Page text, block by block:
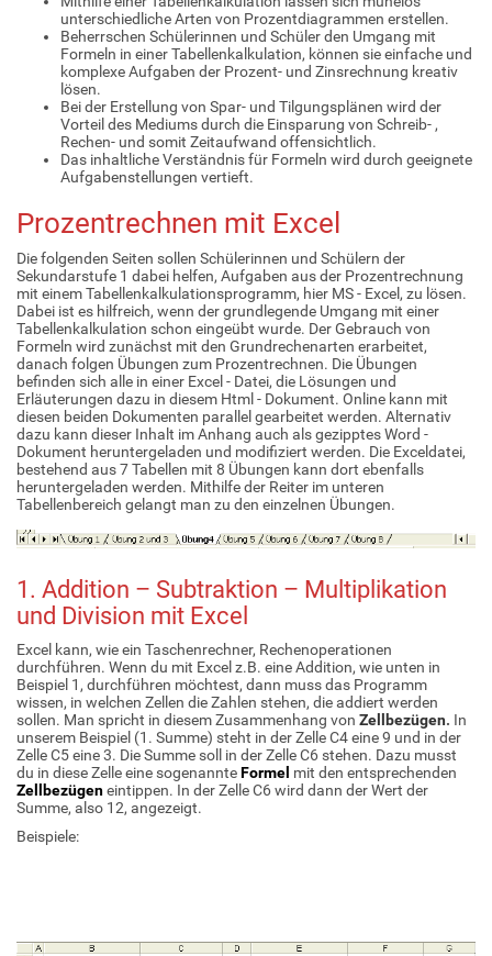
unterschiedliche Arten von Prozentdiagrammen erstellen.
Beherrschen Schülerinnen und Schüler den Umgang mit
Formeln in einer Tabellenkalkulation, können sie einfache und
komplexe Aufgaben der Prozent- und Zinsrechnung kreativ
lösen.
Bei der Erstellung von Spar- und Tilgungsplänen wird der
Vorteil des Mediums durch die Einsparung von Schreib- ,
Rechen- und somit Zeitaufwand offensichtlich.
Das inhaltliche Verständnis für Formeln wird durch geeignete
Aufgabenstellungen vertieft.
Prozentrechnen mit Excel
Die folgenden Seiten sollen Schülerinnen und Schülern der
Sekundarstufe 1 dabei helfen, Aufgaben aus der Prozentrechnung
mit einem Tabellenkalkulationsprogramm, hier MS - Excel, zu lösen.
Dabei ist es hilfreich, wenn der grundlegende Umgang mit einer
Tabellenkalkulation schon eingeübt wurde. Der Gebrauch von
Formeln wird zunächst mit den Grundrechenarten erarbeitet,
danach folgen Übungen zum Prozentrechnen. Die Übungen
befinden sich alle in einer Excel - Datei, die Lösungen und
Erläuterungen dazu in diesem Html - Dokument. Online kann mit
diesen beiden Dokumenten parallel gearbeitet werden. Alternativ
dazu kann dieser Inhalt im Anhang auch als gezipptes Word -
Dokument heruntergeladen und modifiziert werden. Die Exceldatei,
bestehend aus 7 Tabellen mit 8 Übungen kann dort ebenfalls
heruntergeladen werden. Mithilfe der Reiter im unteren
Tabellenbereich gelangt man zu den einzelnen Übungen.
1. Addition – Subtraktion – Multiplikation
und Division mit Excel
Excel kann, wie ein Taschenrechner, Rechenoperationen
durchführen. Wenn du mit Excel z.B. eine Addition, wie unten in
Beispiel 1, durchführen möchtest, dann muss das Programm
wissen, in welchen Zellen die Zahlen stehen, die addiert werden
sollen. Man spricht in diesem Zusammenhang von Zellbezügen. In
unserem Beispiel (1. Summe) steht in der Zelle C4 eine 9 und in der
Zelle C5 eine 3. Die Summe soll in der Zelle C6 stehen. Dazu musst
du in diese Zelle eine sogenannteFormel mit den entsprechenden
Zellbezügeneintippen. In der Zelle C6 wird dann der Wert der
Summe, also 12, angezeigt.
Beispiele: